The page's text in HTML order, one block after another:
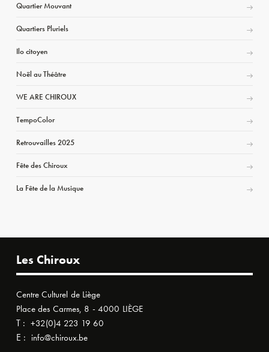
Quartier Mouvant
Quartiers Pluriels
Ilo citoyen
Noël au Théâtre
WE ARE CHIROUX
TempoColor
Retrouvailles 2025
Fête des Chiroux
La Fête de la Musique
Les Chiroux
Centre Culturel de Liège
Place des Carmes, 8 - 4000 LIÈGE
T : +32(0)4 223 19 60
E : info@chiroux.be